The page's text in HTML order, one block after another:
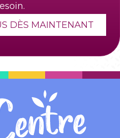
DÈS MAINTENANT